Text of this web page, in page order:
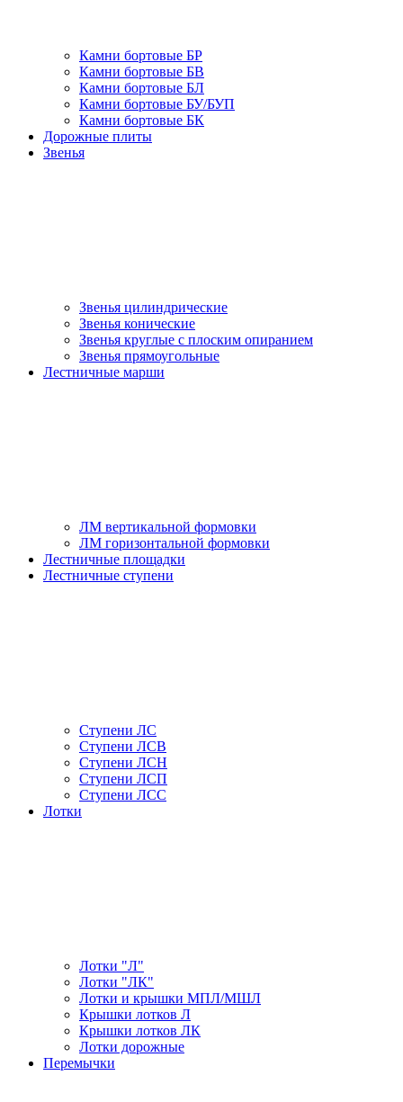
Камни бортовые БР
Камни бортовые БВ
Камни бортовые БЛ
Камни бортовые БУ/БУП
Камни бортовые БК
Дорожные плиты
Звенья
Звенья цилиндрические
Звенья конические
Звенья круглые с плоским опиранием
Звенья прямоугольные
Лестничные марши
ЛМ вертикальной формовки
ЛМ горизонтальной формовки
Лестничные площадки
Лестничные ступени
Ступени ЛС
Ступени ЛСВ
Ступени ЛСН
Ступени ЛСП
Ступени ЛСС
Лотки
Лотки "Л"
Лотки "ЛК"
Лотки и крышки МПЛ/МШЛ
Крышки лотков Л
Крышки лотков ЛК
Лотки дорожные
Перемычки